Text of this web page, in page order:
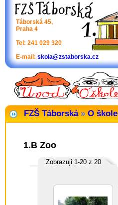
Táborská 45,
Praha 4
Tel: 241 029 320
E-mail: skola@zstaborska.cz
FZŠ Táborská » O škole
1.B Zoo
Zobrazuji 1-20 z 20